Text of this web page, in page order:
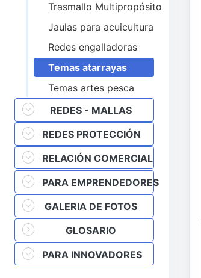
Trasmallo Multipropósito
Jaulas para acuicultura
Redes engalladoras
Temas atarrayas
Temas artes pesca
REDES - MALLAS
REDES PROTECCIÓN
RELACIÓN COMERCIAL
PARA EMPRENDEDORES
GALERIA DE FOTOS
GLOSARIO
PARA INNOVADORES